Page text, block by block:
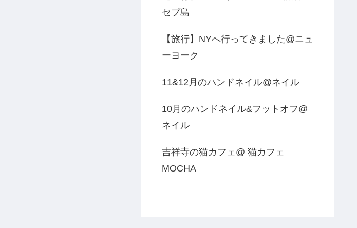
セブ島
【旅行】NYへ行ってきました@ニュ
ーヨーク
11&12月のハンドネイル@ネイル
10月のハンドネイル&フットオフ@
ネイル
吉祥寺の猫カフェ@ 猫カフェ
MOCHA